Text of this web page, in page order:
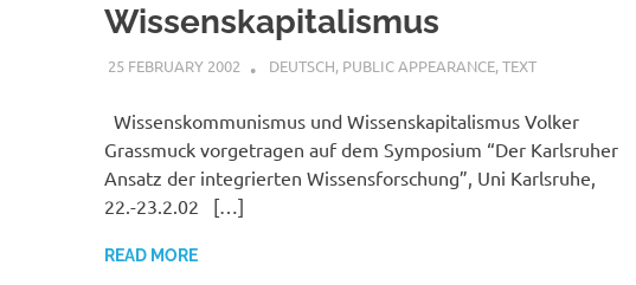
Wissenskapitalismus
25 FEBRUARY 2002 VGRASS
DEUTSCH, PUBLIC APPEARANCE,TEXT
Wissenskommunismus und Wissenskapitalismus Volker
Grassmuck vorgetragen auf dem Symposium “Der Karlsruher
Ansatz der integrierten Wissensforschung”, Uni Karlsruhe,
22.-23.2.02 […]
READ MORE